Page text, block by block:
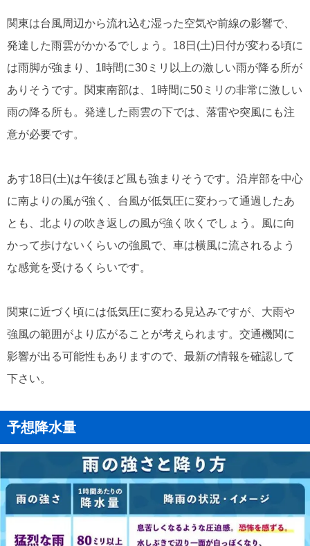
関東は台風周辺から流れ込む湿った空気や前線の影響で、
発達した雨雲がかかるでしょう。18日(土)日付が変わる頃に
は雨脚が強まり、1時間に30ミリ以上の激しい雨が降る所が
ありそうです。関東南部は、1時間に50ミリの非常に激しい
雨の降る所も。発達した雨雲の下では、落雷や突風にも注
意が必要です。
あす18日(土)は午後ほど風も強まりそうです。沿岸部を中心
に南よりの風が強く、台風が低気圧に変わって通過したあ
とも、北よりの吹き返しの風が強く吹くでしょう。風に向
かって歩けないくらいの強風で、車は横風に流されるよう
な感覚を受けるくらいです。
関東に近づく頃には低気圧に変わる見込みですが、大雨や
強風の範囲がより広がることが考えられます。交通機関に
影響が出る可能性もありますので、最新の情報を確認して
下さい。
予想降水量